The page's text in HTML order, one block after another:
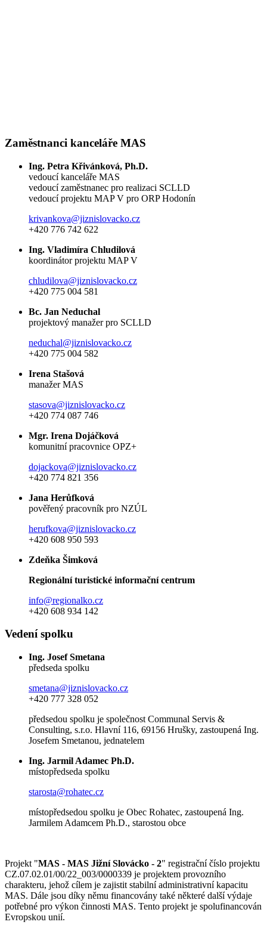
Zaměstnanci kanceláře MAS
Ing. Petra Křivánková, Ph.D.
vedoucí kanceláře MAS
vedoucí zaměstnanec pro realizaci SCLLD
vedoucí projektu MAP V pro ORP Hodonín
krivankova@jiznislovacko.cz
+420 776 742 622
Ing. Vladimíra Chludilová
koordinátor projektu MAP V
chludilova@jiznislovacko.cz
+420 775 004 581
Bc. Jan Neduchal
projektový manažer pro SCLLD
neduchal@jiznislovacko.cz
+420 775 004 582
Irena Stašová
manažer MAS
stasova@jiznislovacko.cz
+420 774 087 746
Mgr. Irena Dojáčková
komunitní pracovnice OPZ+
dojackova@jiznislovacko.cz
+420 774 821 356
Jana Herůfková
pověřený pracovník pro NZÚL
herufkova@jiznislovacko.cz
+420 608 950 593
Zdeňka Šimková
Regionální turistické informační centrum
info@regionalko.cz
+420 608 934 142
Vedení spolku
Ing. Josef Smetana
předseda spolku
smetana@jiznislovacko.cz
+420 777 328 052
předsedou spolku je společnost Communal Servis &
Consulting, s.r.o. Hlavní 116, 69156 Hrušky, zastoupená Ing.
Josefem Smetanou, jednatelem
Ing. Jarmil Adamec Ph.D.
místopředseda spolku
starosta@rohatec.cz
místopředsedou spolku je Obec Rohatec, zastoupená Ing.
Jarmilem Adamcem Ph.D., starostou obce
Projekt "MAS - MAS Jižní Slovácko - 2" registrační číslo projektu
CZ.07.02.01/00/22_003/0000339 je projektem provozního
charakteru, jehož cílem je zajistit stabilní administrativní kapacitu
MAS. Dále jsou díky němu financovány také některé další výdaje
potřebné pro výkon činnosti MAS. Tento projekt je spolufinancován
Evropskou unií.